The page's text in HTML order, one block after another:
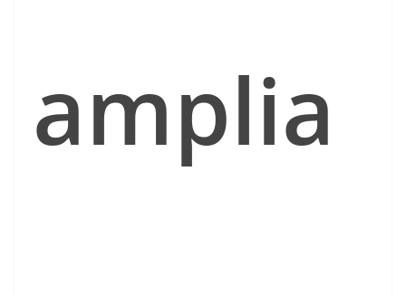
amplia